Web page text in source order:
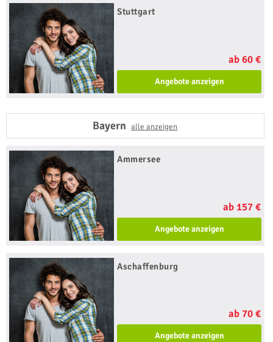
Stuttgart
ab 60 €
Angebote anzeigen
Bayernalle anzeigen
Ammersee
ab 157 €
Angebote anzeigen
Aschaffenburg
ab 70 €
Angebote anzeigen